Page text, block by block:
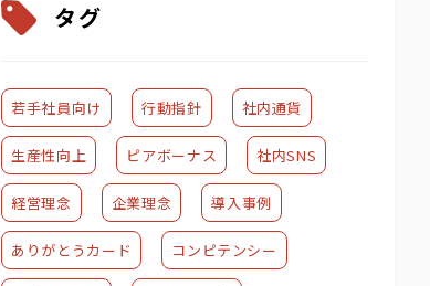
タグ
若手社員向け 行動指針 社内通貨
生産性向上 ピアボーナス 社内SNS
経営理念 企業理念 導入事例
ありがとうカード コンピテンシー